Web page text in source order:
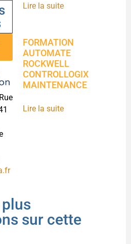
Lire la suite
FORMATION
AUTOMATE
ROCKWELL
CONTROLLOGIX
MAINTENANCE
Lire la suite
sur cette